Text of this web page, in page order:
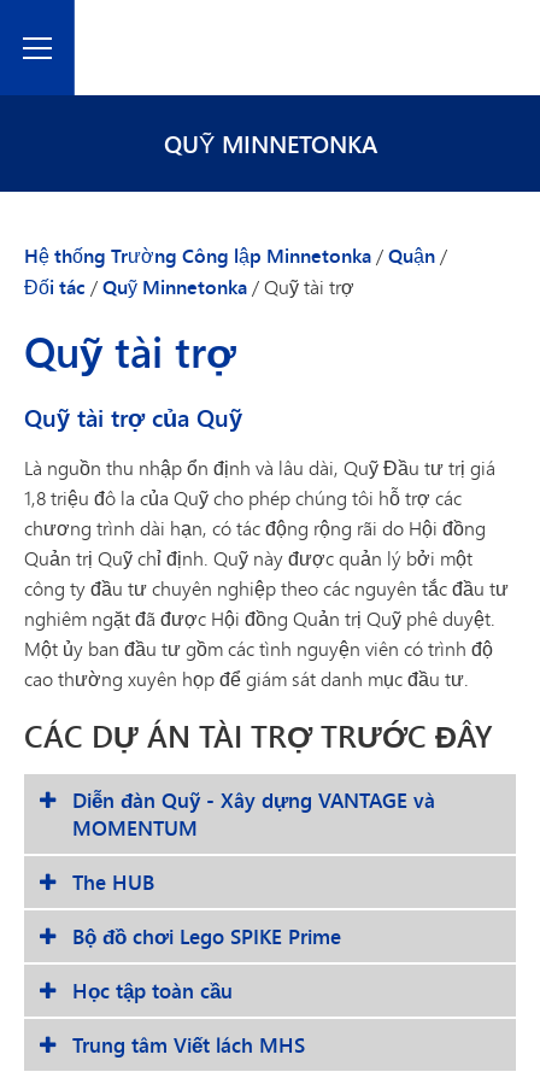
Toggle Menu
QUỸ MINNETONKA
Hệ thống Trường Công lập Minnetonka/Quận/
Đối tác /Quỹ Minnetonka/Quỹ tài trợ
Quỹ tài trợ
Quỹ tài trợ của Quỹ
Là nguồn thu nhập ổn định và lâu dài, Quỹ Đầu tư trị giá
1,8 triệu đô la của Quỹ cho phép chúng tôi hỗ trợ các
chương trình dài hạn, có tác động rộng rãi do Hội đồng
Quản trị Quỹ chỉ định. Quỹ này được quản lý bởi một
công ty đầu tư chuyên nghiệp theo các nguyên tắc đầu tư
nghiêm ngặt đã được Hội đồng Quản trị Quỹ phê duyệt.
Một ủy ban đầu tư gồm các tình nguyện viên có trình độ
cao thường xuyên họp để giám sát danh mục đầu tư.
CÁC DỰ ÁN TÀI TRỢ TRƯỚC ĐÂY
Diễn đàn Quỹ - Xây dựng VANTAGE và
MOMENTUM
The HUB
Bộ đồ chơi Lego SPIKE Prime
Học tập toàn cầu
Trung tâm Viết lách MHS